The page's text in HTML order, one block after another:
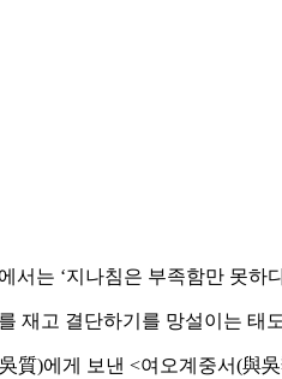
는 ‘지나침은 부족함만 못하
재고 결단하기를 망설이는
)에게 보낸 <여오계중서(與